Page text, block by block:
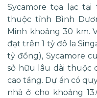
Sycamore tọa lạc
thuộc tỉnh Bình
Minh khoảng 30 km.
đạt trên 1 tỷ đô la
tỷ đồng), Sycamore
sở hữu lâu dài thuộc
cao tầng. Dự án có
nhà ở cho khoảng